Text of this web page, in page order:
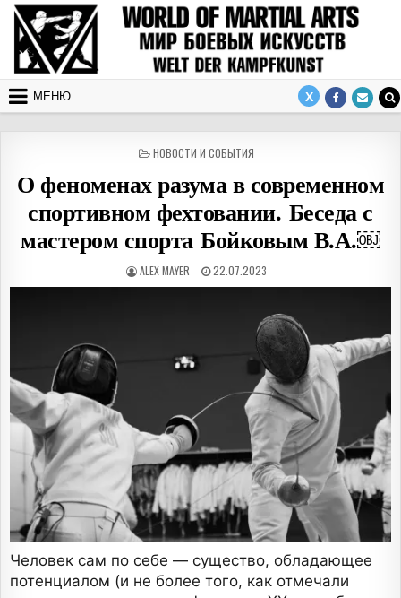
Перейти к содержимому
МЕНЮ
ОПУБЛИКОВАНО В
НОВОСТИ И СОБЫТИЯ
О феноменах разума в современном
спортивном фехтовании. Беседа с
мастером спорта Бойковым В.А.￼
АВТОР:
ALEX MAYER ДАТА ПУБЛИКАЦИИ:
22.07.2023
Человек сам по себе — существо, обладающее
потенциалом (и не более того, как отмечали